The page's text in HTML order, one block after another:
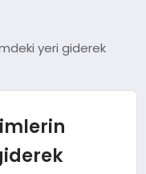
yeri giderek